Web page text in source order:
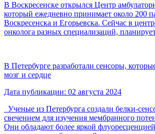
В Воскресенске открылся Центр
который ежедневно принимает около 200
Воскресенска и Егорьевска. Сейчас в
онколога разных специализаций,
В Петербурге разработали сенсоры,
мозг и сердце
Дата публикации: 02 августа 2024
Ученые из Петербурга создали белки-
свечением для изучения мембранного
Они обладают более яркой